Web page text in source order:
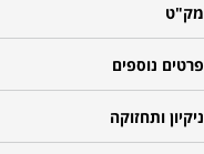
מק"ט
פרטים נוספים
ניקיון ותחזוקה